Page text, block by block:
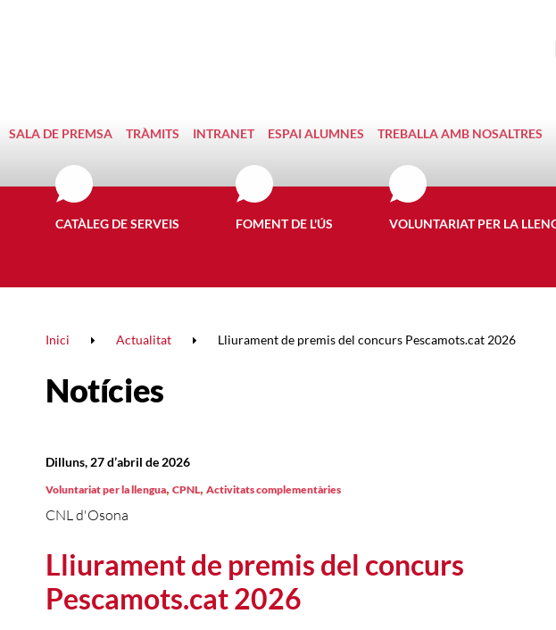
SALA DE PREMSA TRÀMITS INTRANET ESPAI ALUMNES TREBALLA AMB NOSALTRES
CATÀLEG DE SERVEIS FOMENT DE L'ÚS VOLUNTARIAT PER LA
Inici Actualitat Lliurament de premis del concurs Pescamots.cat 2026
Notícies
Lliurament de premis del concurs
Pescamots.cat 2026
CNL d'Osona
Dilluns, 27 d’abril de 2026
Voluntariat per la llengua, CPNL, Activitats complementàries